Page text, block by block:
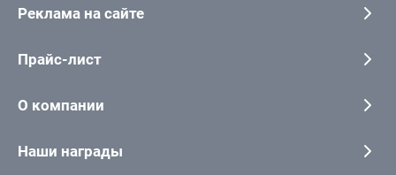
Реклама на сайте
Прайс-лист
О компании
Наши награды